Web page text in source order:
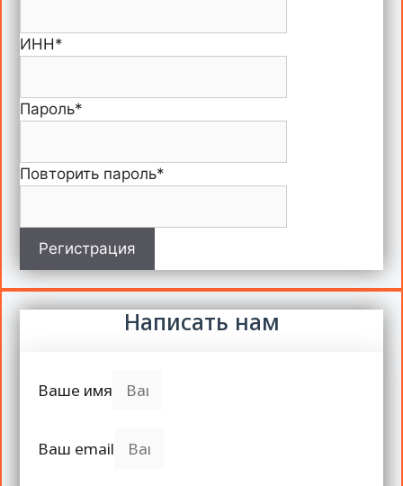
ИНН*
Пароль*
Повторить пароль*
Регистрация
Написать нам
Ваше имя
Ваш email